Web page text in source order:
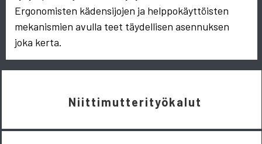
Ergonomisten kädensijojen ja helppokäyttöisten
mekanismien avulla teet täydellisen asennuksen
joka kerta.
Niittimutterityökalut